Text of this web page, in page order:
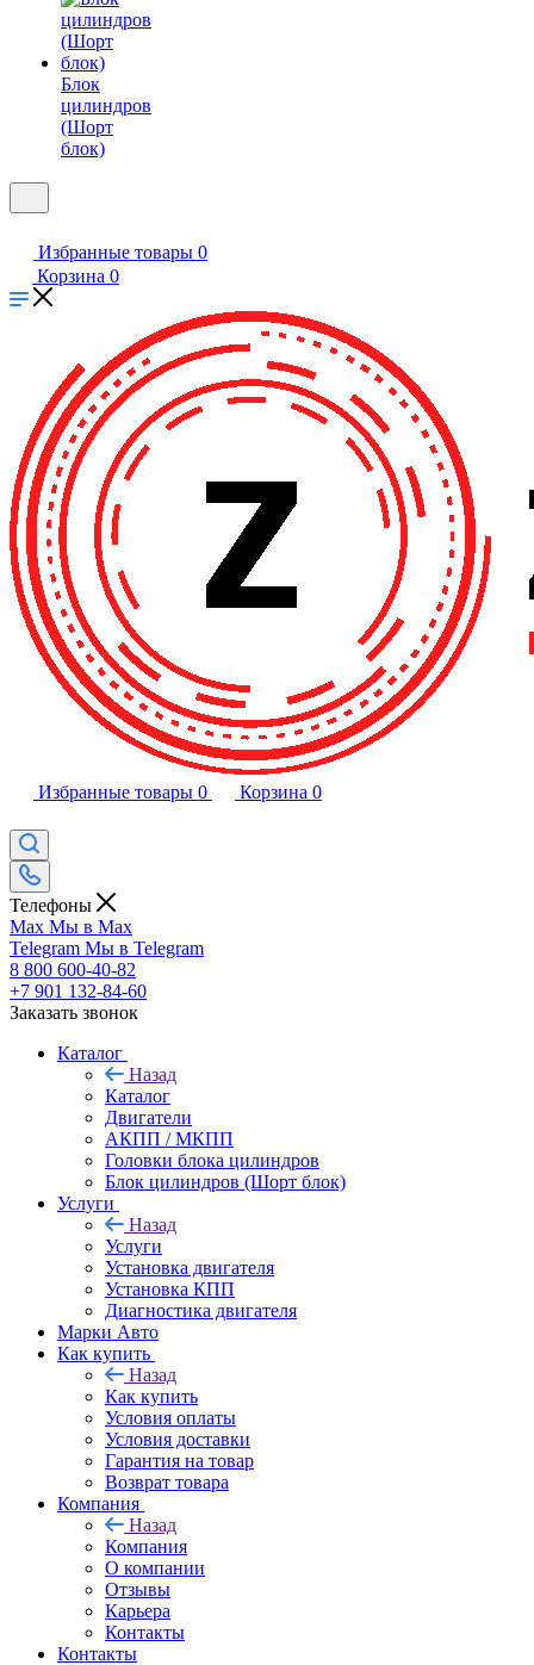
Блок
цилиндров
(Шорт
блок)
Избранные товары 0
Корзина 0
Избранные товары 0 Корзина 0
Телефоны
Max Мы в Max
Telegram Мы в Telegram
8 800 600-40-82
+7 901 132-84-60
Заказать звонок
Каталог
Назад
Каталог
Двигатели
АКПП / МКПП
Головки блока цилиндров
Блок цилиндров (Шорт блок)
Услуги
Назад
Услуги
Установка двигателя
Установка КПП
Диагностика двигателя
Марки Авто
Как купить
Назад
Как купить
Условия оплаты
Условия доставки
Гарантия на товар
Возврат товара
Компания
Назад
Компания
О компании
Отзывы
Карьера
Контакты
Контакты